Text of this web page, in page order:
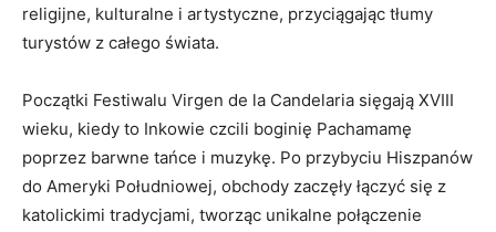
religijne, kulturalne i artystyczne, przyciągając ‍tłumy
turystów z całego świata.
Początki Festiwalu Virgen⁣ de la​ Candelaria⁣ sięgają XVIII
wieku, kiedy to Inkowie czcili boginię Pachamamę
‌poprzez barwne tańce​ i muzykę. Po przybyciu Hiszpanów
do‌ Ameryki Południowej, ‌obchody zaczęły łączyć się z
katolickimi tradycjami, ‌tworząc unikalne połączenie‍